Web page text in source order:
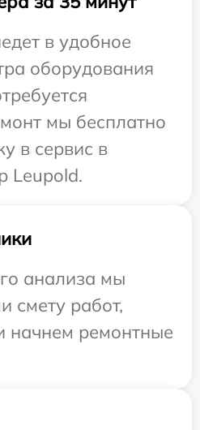
в удобное
оборудования
мы бесплатно
в сервис в
Leupold.
анализа мы
смету работ,
начнем ремонтные